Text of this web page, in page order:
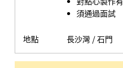
須通過面試
地點 長沙灣 / 石門